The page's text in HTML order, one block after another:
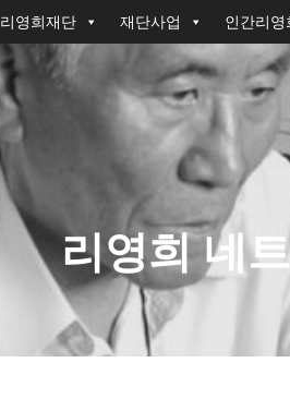
리영희재단 재단사업 인간리영
리영희 네